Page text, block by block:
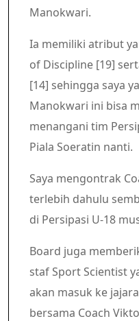
Manokwari.
Ia memiliki atribut
of Discipline [19]
[14] sehingga saya
Manokwari ini bisa
menangani tim
Piala Soeratin nanti.
Saya mengontrak
terlebih dahulu
di Persipasi U-18
Board juga
staf Sport Scientist
akan masuk ke
bersama Coach